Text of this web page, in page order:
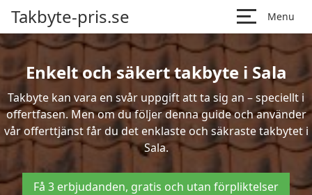
Takbyte-pris.se Menu
Enkelt och säkert takbyte i Sala
Takbyte kan vara en svår uppgift att ta sig an – speciellt i
offertfasen. Men om du följer denna guide och använder
vår offerttjänst får du det enklaste och säkraste takbytet i
Sala.
Få 3 erbjudanden, gratis och utan förpliktelser